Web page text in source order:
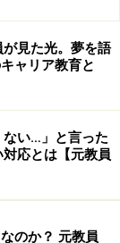
用しました。
いとか、遅い
れ不便はあり
でおりまし
からしか預
7:00過ぎから
全に油断して
見た光。夢を語
ャリア教育と
ない…」と言った
応とは【元教員
のか？ 元教員